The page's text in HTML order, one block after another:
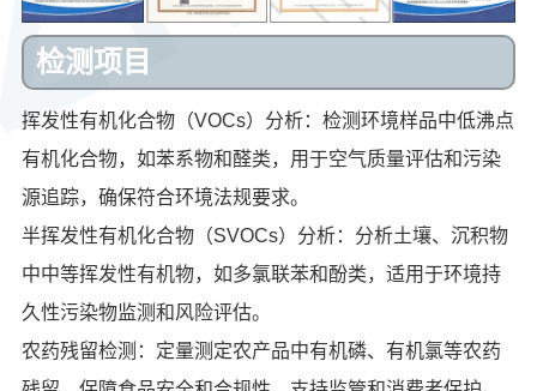
检测项目
挥发性有机化合物（VOCs）分析：检测环境样品中低沸点
有机化合物，如苯系物和醛类，用于空气质量评估和污染
源追踪，确保符合环境法规要求。
半挥发性有机化合物（SVOCs）分析：分析土壤、沉积物
中中等挥发性有机物，如多氯联苯和酚类，适用于环境持
久性污染物监测和风险评估。
农药残留检测：定量测定农产品中有机磷、有机氯等农药